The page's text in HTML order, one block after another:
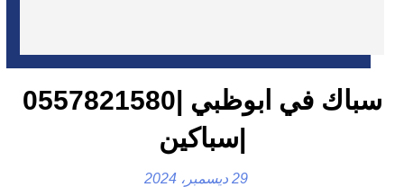
سباك في ابوظبي |0557821580
|سباكين
29 ديسمبر، 2024